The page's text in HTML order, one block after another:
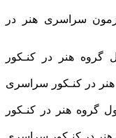
سراسری هنر در
گروه هنر در کنـکور
هنر در کنـکور سراسری
گروه هنر در کنـکور